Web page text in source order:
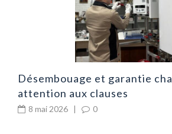
Désembouage et garantie
attention aux clauses
8 mai 2026 | 0